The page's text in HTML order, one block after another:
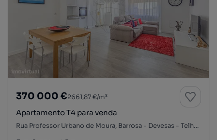
370 000 €2661,87 €/m²
Apartamento T4 para venda
Rua Professor Urbano de Moura, Barrosa - Devesas - Telheira do Meio, Santa Marinha e São Pedro da Afurada, Vila Nova de Gaia, Porto